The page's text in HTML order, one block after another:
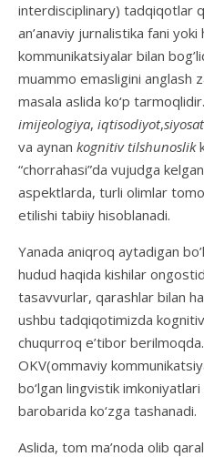
interdisciplinary) tadqiqotlar
an’anaviy jurnalistika fani
kommunikatsiyalar bilan
muammo emasligini anglash
masala aslida ko‘p
imijeologiya, iqtisodiyot,
va aynan kognitiv tilshunoslik
“chorrahasi”da vujudga
aspektlarda, turli olimlar
etilishi tabiiy hisoblanadi.
Yanada aniqroq aytadigan
hudud haqida kishilar
tasavvurlar, qarashlar bilan
ushbu tadqiqotimizda
chuqurroq e’tibor
OKV(ommaviy
bo‘lgan lingvistik
barobarida ko‘zga tashanadi.
Aslida, tom ma’noda olib